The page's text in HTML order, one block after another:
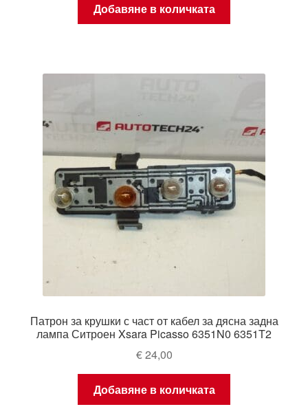
Добавяне в количката
Патрон за крушки с част от кабел за дясна задна
лампа Ситроен Xsara Picasso 6351N0 6351T2
€24,00
Добавяне в количката